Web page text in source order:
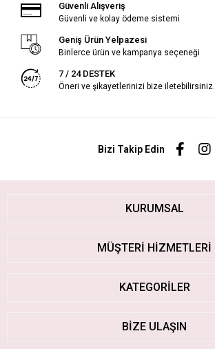
Güvenli Alışveriş
Güvenli ve kolay ödeme sistemi
Geniş Ürün Yelpazesi
Binlerce ürün ve kampanya seçeneği
7 / 24 DESTEK
Öneri ve şikayetlerinizi bize iletebilirsiniz.
Bizi Takip Edin
KURUMSAL
MÜŞTERİ HİZMETLERİ
KATEGORİLER
BİZE ULAŞIN